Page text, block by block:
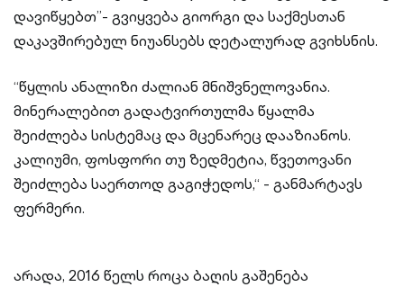
დავიწყებთ”- გვიყვება გიორგი და საქმესთან
დაკავშირებულ ნიუანსებს დეტალურად გვიხსნის.
“წყლის ანალიზი ძალიან მნიშვნელოვანია.
მინერალებით გადატვირთულმა წყალმა
შეიძლება სისტემაც და მცენარეც დააზიანოს.
კალიუმი, ფოსფორი თუ ზედმეტია, წვეთოვანი
შეიძლება საერთოდ გაგიჭედოს,“ - განმარტავს
ფერმერი.
არადა, 2016 წელს როცა ბაღის გაშენება